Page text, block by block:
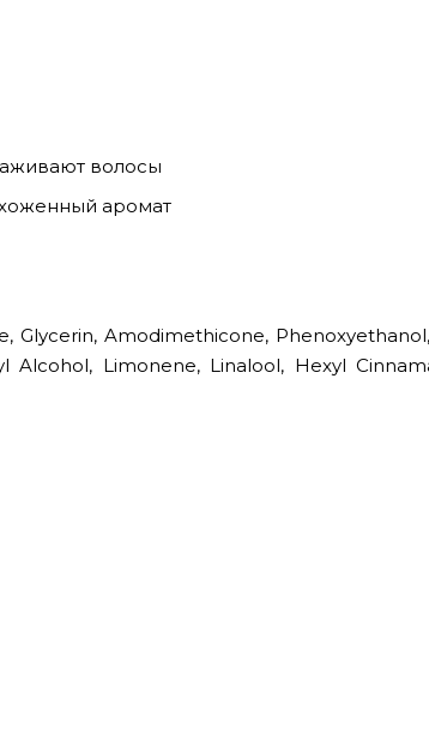
волосы
аромат
Amodimethicone,
Alcohol, Limonene, Linalool, Hexyl